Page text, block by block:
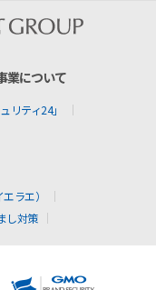
業について
リティ24」
ラエ）
し対策